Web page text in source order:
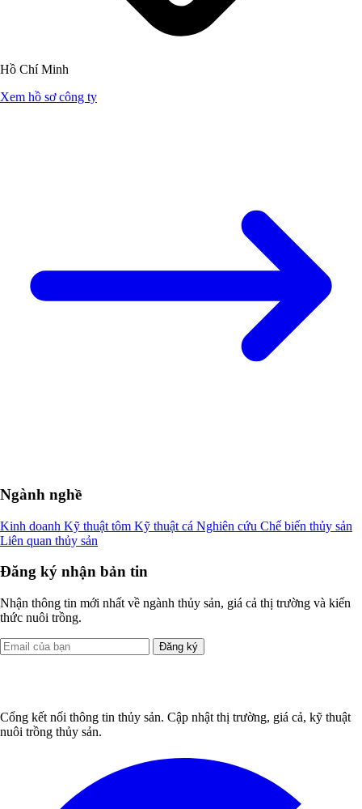
Hồ Chí Minh
Xem hồ sơ công ty
Ngành nghề
Kinh doanh Kỹ thuật tôm Kỹ thuật cá Nghiên cứu Chế biến thủy sản
Liên quan thủy sản
Đăng ký nhận bản tin
Nhận thông tin mới nhất về ngành thủy sản, giá cả thị trường và kiến
thức nuôi trồng.
Đăng ký
Cổng kết nối thông tin thủy sản. Cập nhật thị trường, giá cả, kỹ thuật
nuôi trồng thủy sản.